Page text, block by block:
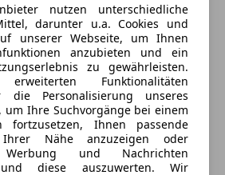
nutzen unterschiedliche
darunter u.a. Cookies und
unserer Webseite, um Ihnen
anzubieten und ein
zu gewährleisten.
Funktionalitäten
die Personalisierung unseres
um Ihre Suchvorgänge bei einem
fortzusetzen, Ihnen passende
Nähe anzuzeigen oder
Werbung und Nachrichten
und diese auszuwerten. Wir